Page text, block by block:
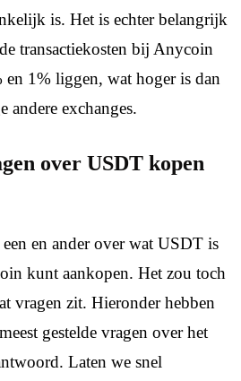
is. Het is echter belangrijk
transactiekosten bij Anycoin
en 1% liggen, wat hoger is dan
andere exchanges.
over USDT kopen
en ander over wat USDT is
kunt aankopen. Het zou toch
vragen zit. Hieronder hebben
gestelde vragen over het
Laten we snel